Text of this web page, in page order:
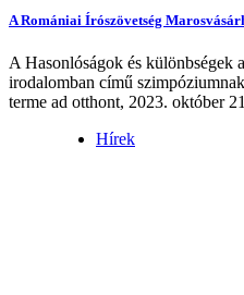
A Romániai Írószövetség
A Hasonlóságok és különbségek
irodalomban című
terme ad otthont, 2023. október
Hírek